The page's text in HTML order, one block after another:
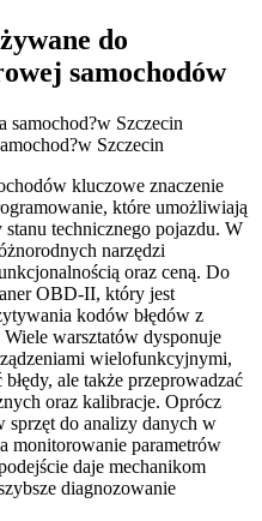
do
samochodów
Szczecin
kluczowe znaczenie
które umożliwiają
technicznego pojazdu. W
narzędzi
oraz ceną. Do
OBD-II, który jest
kodów błędów z
Wiele warsztatów dysponuje
wielofunkcyjnymi,
ale także przeprowadzać
oraz kalibracje. Oprócz
sprzęt do analizy danych w
monitorowanie parametrów
daje mechanikom
diagnozowanie